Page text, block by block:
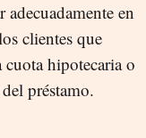
en
clientes que
hipotecaria o
préstamo.